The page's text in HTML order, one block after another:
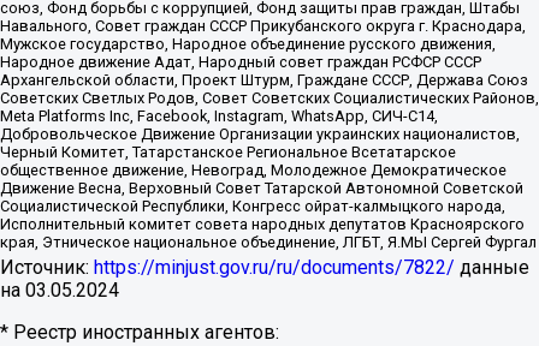
союз, Фонд борьбы с коррупцией, Фонд защиты прав граждан, Штабы
Навального, Совет граждан СССР Прикубанского округа г. Краснодара,
Мужское государство, Народное объединение русского движения,
Народное движение Адат, Народный совет граждан РСФСР СССР
Архангельской области, Проект Штурм, Граждане СССР, Держава Союз
Советских Светлых Родов, Совет Советских Социалистических Районов,
Meta Platforms Inc, Facebook, Instagram, WhatsApp, СИЧ-С14,
Добровольческое Движение Организации украинских националистов,
Черный Комитет, Татарстанское Региональное Всетатарское
общественное движение, Невоград, Молодежное Демократическое
Движение Весна, Верховный Совет Татарской Автономной Советской
Социалистической Республики, Конгресс ойрат-калмыцкого народа,
Исполнительный комитет совета народных депутатов Красноярского
края, Этническое национальное объединение, ЛГБТ, Я.МЫ Сергей Фургал
Источник: https://minjust.gov.ru/ru/documents/7822/ данные
на 03.05.2024
* Реестр иностранных агентов: